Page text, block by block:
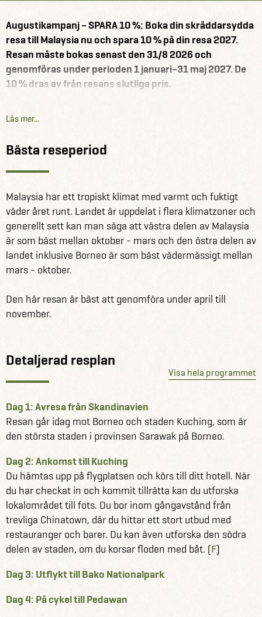
Borneo
Reseförslag Cykeltur på Borneo och paradissemester
på Tioman
Augustikampanj – SPARA 10 %: Boka din skräddarsydda
resa till Malaysia nu och spara 10 % på din resa 2027.
Resan måste bokas senast den 31/8 2026 och
genomföras under perioden 1 januari–31 maj 2027. De
10 % dras av från resans slutliga pris.
Upplev Sarawak på Borneo på cykel och i kajak, Singapore
här resan kommer du både till djungeln, besöker
metropolen Singapore, och avslutar resan med en
vistelse på härliga, exotiska Tioman. Här kan du njuta av
genom dykning eller snorkling i det knallblåa havet. Du får
även uppleva lite av Borneos kultur och se de
fascinerande orangutangerna på Matang Wildlife Center.
Se alla våra andra fantastiska reseförslag för Malaysia
här
Läs mer...
Bästa reseperiod
Malaysia har ett tropiskt klimat med varmt och fuktigt
väder året runt. Landet är uppdelat i flera klimatzoner och
generellt sett kan man säga att västra delen av Malaysia
är som bäst mellan oktober - mars och den östra delen av
landet inklusive Borneo är som bäst vädermässigt mellan
mars - oktober.
Den här resan är bäst att genomföra under april till
november.
Detaljerad resplan
Visa hela programmet
Dag 1: Avresa från Skandinavien
Resan går idag mot Borneo och staden Kuching, som är
den största staden i provinsen Sarawak på Borneo.
Dag 2: Ankomst till Kuching
Du hämtas upp på flygplatsen och körs till ditt hotell. När
du har checkat in och kommit tillrätta kan du utforska
lokalområdet till fots. Du bor inom gångavstånd från
trevliga Chinatown, där du hittar ett stort utbud med
restauranger och barer. Du kan även utforska den södra
delen av staden, om du korsar floden med båt. (F)
Dag 3: Utflykt till Bako Nationalpark
Dag 4: På cykel till Pedawan